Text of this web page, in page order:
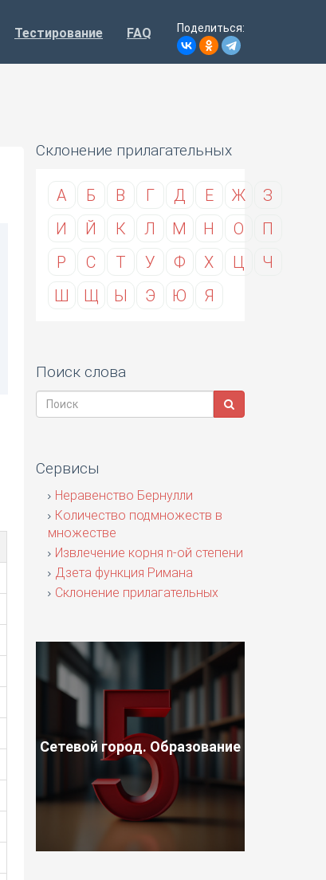
Тестирование FAQ Поделиться:
Склонение прилагательных
А Б В Г Д Е Ж
З
И
Й К Л М Н О
П
Р
С Т У Ф Х Ц
Ч
Ш
Щ Ы Э Ю Я
Поиск слова
Сервисы
Неравенство Бернулли
Количество подмножеств в
множестве
Извлечение корня n-ой степени
Дзета функция Римана
Склонение прилагательных
Сетевой город. Образование